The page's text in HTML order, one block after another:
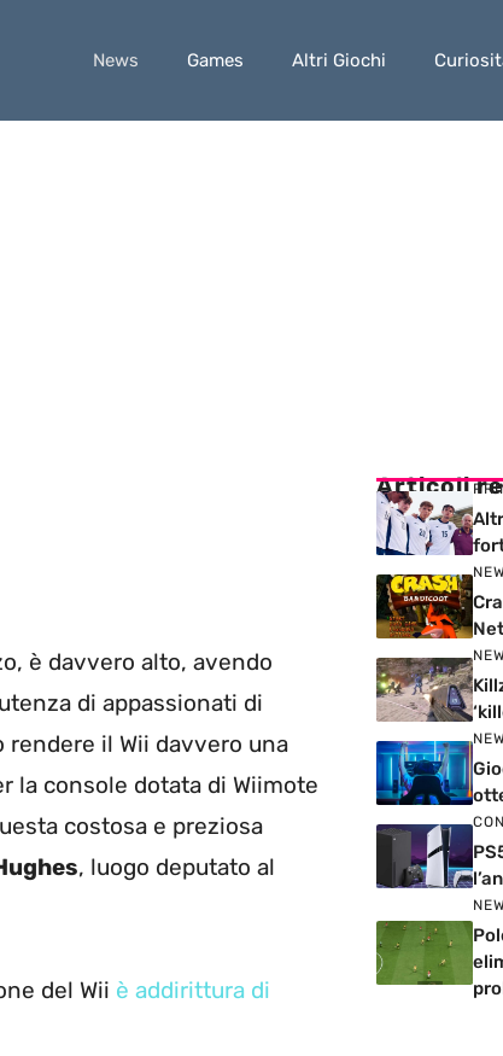
News Games Altri Giochi
è davvero alto, avendo
di appassionati di
rendere il Wii davvero una
la console dotata di Wiimote
costosa e preziosa
, luogo deputato al
del Wii è addirittura di
Articoli